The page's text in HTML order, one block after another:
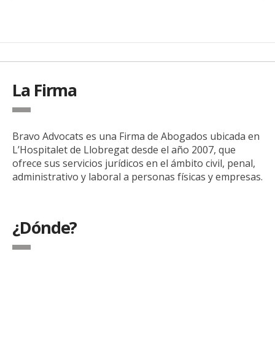
La Firma
Bravo Advocats es una Firma de Abogados ubicada en
L’Hospitalet de Llobregat desde el año 2007, que
ofrece sus servicios jurídicos en el ámbito civil, penal,
administrativo y laboral a personas físicas y empresas.
¿Dónde?